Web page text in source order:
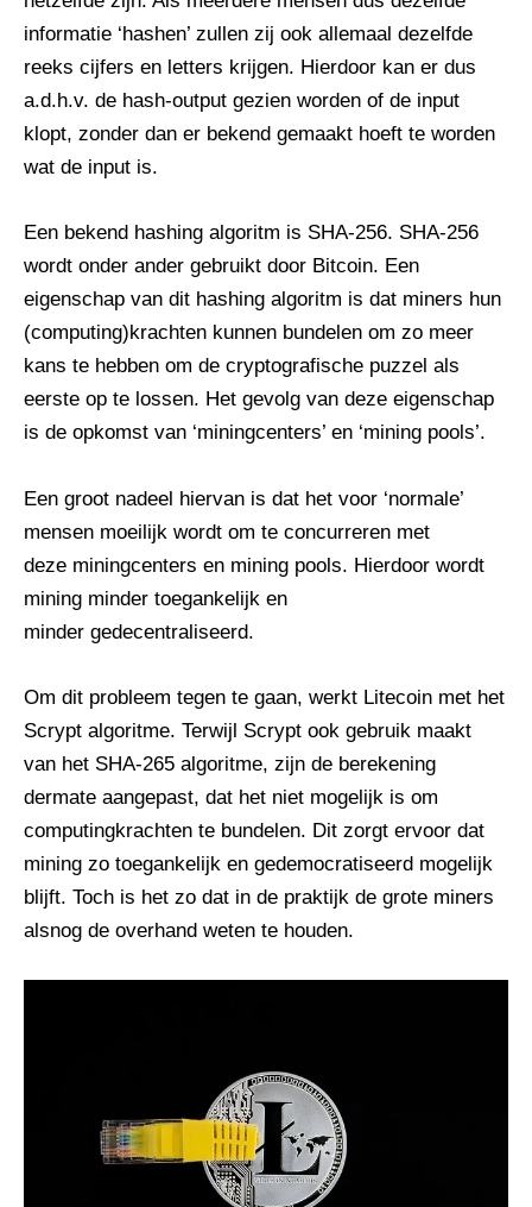
informatie ‘hashen’ zullen zij ook allemaal dezelfde
reeks cijfers en letters krijgen. Hierdoor kan er dus
a.d.h.v. de hash-output gezien worden of de input
klopt, zonder dan er bekend gemaakt hoeft te worden
wat de input is.
Een bekend hashing algoritm is SHA-256. SHA-256
wordt onder ander gebruikt door Bitcoin. Een
eigenschap van dit hashing algoritm is dat miners hun
(computing)krachten kunnen bundelen om zo meer
kans te hebben om de cryptografische puzzel als
eerste op te lossen. Het gevolg van deze eigenschap
is de opkomst van ‘miningcenters’ en ‘mining pools’.
Een groot nadeel hiervan is dat het voor ‘normale’
mensen moeilijk wordt om te concurreren met
deze miningcenters en mining pools. Hierdoor wordt
mining minder toegankelijk en
minder gedecentraliseerd.
Om dit probleem tegen te gaan, werkt Litecoin met het
Scrypt algoritme. Terwijl Scrypt ook gebruik maakt
van het SHA-265 algoritme, zijn de berekening
dermate aangepast, dat het niet mogelijk is om
computingkrachten te bundelen. Dit zorgt ervoor dat
mining zo toegankelijk en gedemocratiseerd mogelijk
blijft. Toch is het zo dat in de praktijk de grote miners
alsnog de overhand weten te houden.